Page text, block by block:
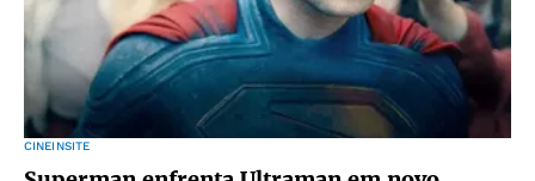
CINEINSITE